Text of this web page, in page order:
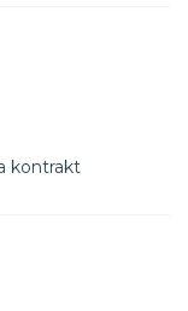
kontrakt